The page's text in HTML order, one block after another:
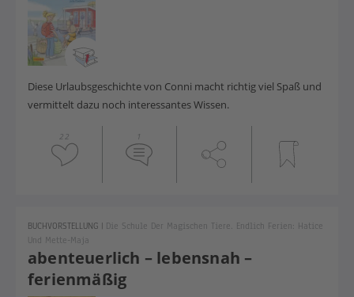
Diese Urlaubsgeschichte von Conni macht richtig viel Spaß und
vermittelt dazu noch interessantes Wissen.
22 1
abenteuerlich – lebensnah –
ferienmäßig
BUCHVORSTELLUNG | Die Schule Der Magischen Tiere. Endlich Ferien: Hatice
Und Mette-Maja